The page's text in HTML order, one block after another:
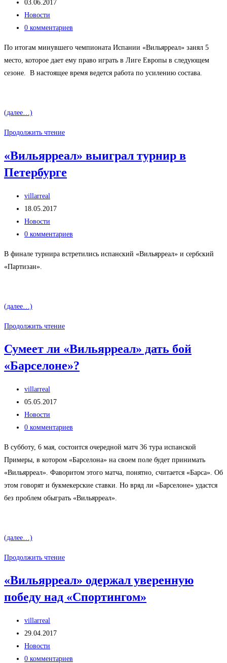
записи:
Запись
опубликована:
03.06.2017
Рубрика
записи:
Новости
Комментарии
0 комментариев
По итогам минувшего чемпионата Испании «Вильярреал» занял 5
место, которое дает ему право играть в Лиге Европы в следующем
сезоне. В настоящее время ведется работа по усилению состава.
(далее…)
Продолжить чтениеИзменения
составе
«Вильярреала»
«Вильярреал» выиграл турнир в
Петербурге
Автор
записи:
villarreal
Запись
опубликована:
18.05.2017
Рубрика
записи:
Новости
Комментарии
записи:
0 комментариев
В финале турнира встретились испанский «Вильярреал» и сербский
«Партизан».
(далее…)
Продолжить чтение«Вильярреал»
турнир
в
Сумеет ли «Вильярреал» дать бой
«Барселоне»?
Автор
записи:
villarreal
Запись
опубликована:
05.05.2017
Рубрика
записи:
Новости
Комментарии
записи:
0 комментариев
В субботу, 6 мая, состоится очередной матч 36 тура испанской
Примеры, в котором «Барселона» на своем поле будет принимать
«Вильярреал». Фаворитом этого матча, понятно, считается «Барса». Об
этом говорят и букмекерские ставки. Но вряд ли «Барселоне» удастся
без проблем обыграть «Вильярреал».
(далее…)
Продолжить чтениеСумеет
«Вильярреал»
дать
«Вильярреал» одержал уверенную
победу над «Спортингом»
Автор
записи:
villarreal
Запись
опубликована:
29.04.2017
Рубрика
записи:
Новости
Комментарии
0 комментариев